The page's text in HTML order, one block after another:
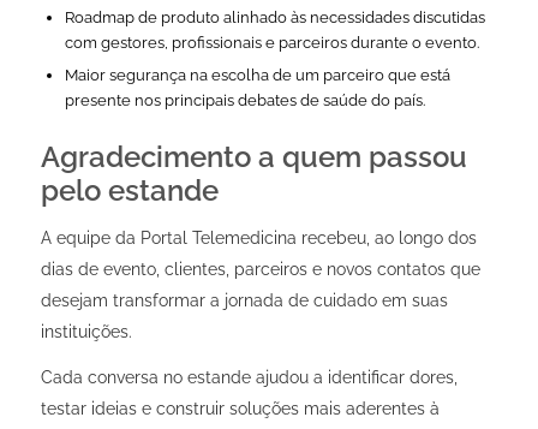
Roadmap de produto alinhado às necessidades discutidas
com gestores, profissionais e parceiros durante o evento.
Maior segurança na escolha de um parceiro que está
presente nos principais debates de saúde do país.
Agradecimento a quem passou
pelo estande
A equipe da Portal Telemedicina recebeu, ao longo dos
dias de evento, clientes, parceiros e novos contatos que
desejam transformar a jornada de cuidado em suas
instituições.
Cada conversa no estande ajudou a identificar dores,
testar ideias e construir soluções mais aderentes à